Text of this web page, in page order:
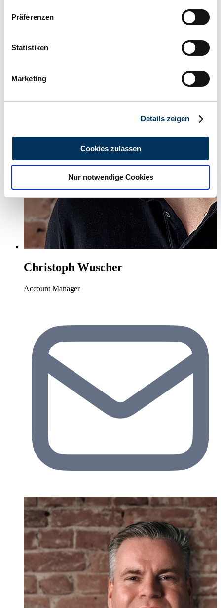
Informationen über Ihre geografische Lage
können
bestimmten Merkmalen (Fingerprinting) identifizieren
Erfahren Sie mehr darüber, wie Ihre persönlichen Daten
analysieren. Außerdem geben wir Informationen zu Ihrer
Verwendung unserer Website an unsere Partner für
soziale Medien, Werbung und Analysen weiter. Unsere
Partner führen diese Informationen möglicherweise mit
weiteren Daten zusammen, die Sie ihnen bereitgestellt
haben oder die sie im Rahmen Ihrer Nutzung der Dienste
gesammelt haben.Datenschutzerklärung
Präferenzen
Statistiken
Marketing
Details zeigen
Cookies zulassen
Nur notwendige Cookies
Christoph Wuscher
Account Manager